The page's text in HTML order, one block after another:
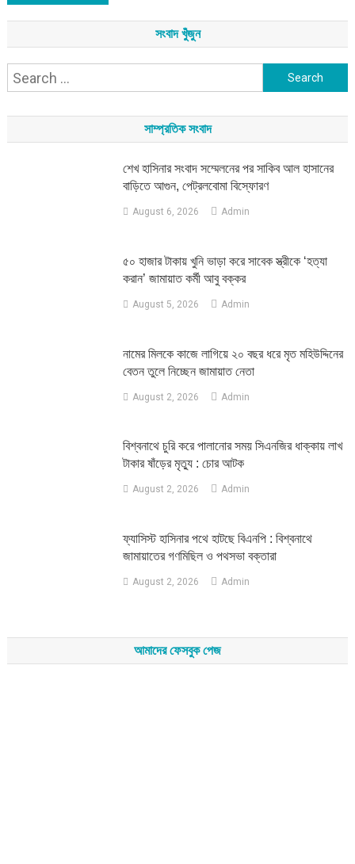
সংবাদ খুঁজুন
Search
সাম্প্রতিক সংবাদ
শেখ হাসিনার সংবাদ সম্মেলনের পর সাকিব আল হাসানের
বাড়িতে আগুন, পেট্রলবোমা বিস্ফোরণ
August 6, 2026 Admin
৫০ হাজার টাকায় খুনি ভাড়া করে সাবেক স্ত্রীকে ‘হত্যা
করান’ জামায়াত কর্মী আবু বক্কর
August 5, 2026 Admin
নামের মিলকে কাজে লাগিয়ে ২০ বছর ধরে মৃত মহিউদ্দিনের
বেতন তুলে নিচ্ছেন জামায়াত নেতা
August 2, 2026 Admin
‎বিশ্বনাথে চুরি করে পালানোর সময় সিএনজির ধাক্কায় লাখ
টাকার ষাঁড়ের মৃত্যু : চোর আটক
August 2, 2026 Admin
‎ফ্যাসিস্ট হাসিনার পথে হাটছে বিএনপি : বিশ্বনাথে
জামায়াতের গণমিছিল ও পথসভা বক্তারা
August 2, 2026 Admin
আমাদের ফেসবুক পেজ